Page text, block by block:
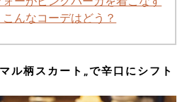
こんなコーデはどう？
ル柄スカート„で辛口にシフト